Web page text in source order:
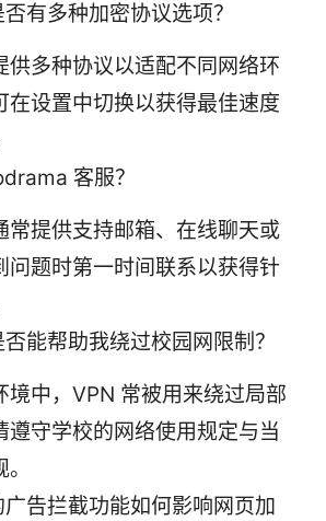
有多种加密协议选项？
供多种协议以适配不同网络环
在设置中切换以获得最佳速度
客服？
常提供支持邮箱、在线聊天或
问题时第一时间联系以获得针
能帮助我绕过校园网限制？
境中，VPN 常被用来绕过局部
遵守学校的网络使用规定与当
告拦截功能如何影响网页加